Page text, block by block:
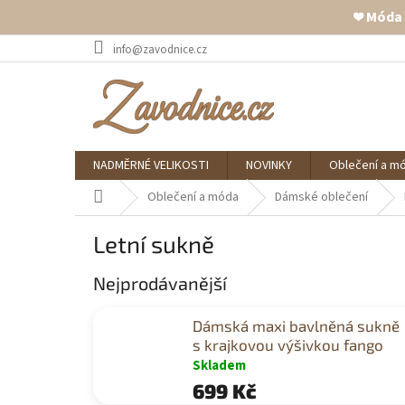
❤️
na
info@zavodnice.cz
NADMĚRNÉ VELIKOSTI NOVINKY Oblečení a
Domů Oblečení a móda Dámské oblečení
Letní sukně
Nejprodávanější
Dámská maxi bavlněná sukně
s krajkovou výšivkou fango
Skladem
699 Kč